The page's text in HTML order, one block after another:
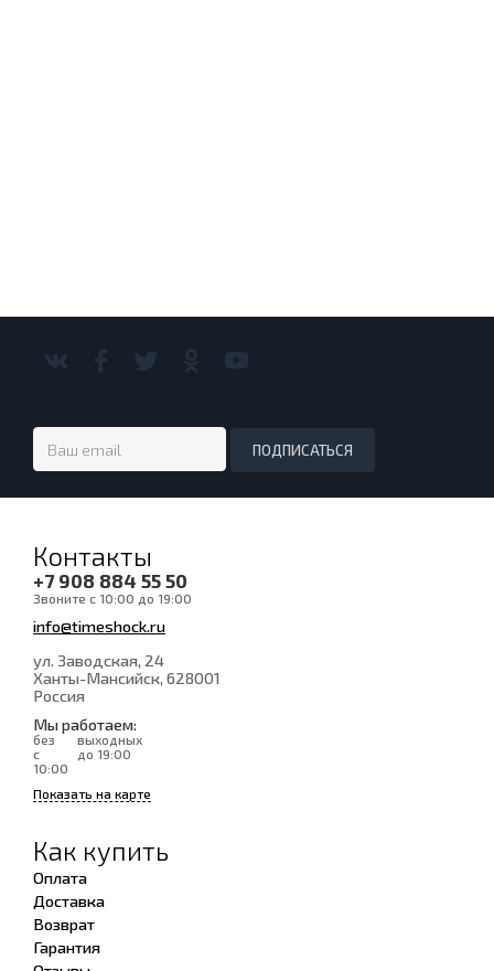
Контакты
+7 908 884 55 50
Звоните с 10:00 до 19:00
info@timeshock.ru
ул. Заводская, 24
Ханты-Мансийск, 628001
Россия
Мы работаем:
без
выходных
с
10:00
до 19:00
Показать на карте
Как купить
Оплата
Доставка
Возврат
Гарантия